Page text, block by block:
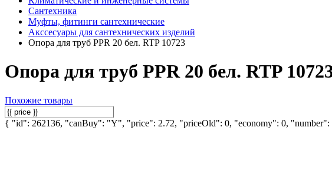
Сантехника
Муфты, фитинги сантехнические
Акссесуары для сантехнических изделий
Опора для труб PPR 20 бел. RTP 10723
Опора для труб PPR 20 бел. RTP
Похожие товары
{ "id": 262136, "canBuy": "Y", "price": 2.72, "priceOld": 0, "economy": 0,